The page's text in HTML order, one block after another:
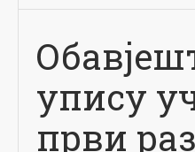
упису
први